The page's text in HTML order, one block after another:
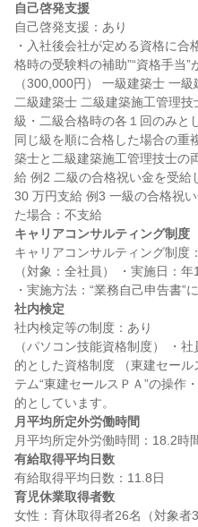
自己啓発支援
自己啓発支援：あり
・入社後会社が定める資格に合
格時の受験料の補助”“資格手当
（300,000円） 一級建築士 一
二級建築士 二級建築施工管理
級・二級合格時の各１回のみと
同じ級を順に合格した場合の重
築士と二級建築施工管理技士の
給 例2 二級の合格祝い金を受給
30 万円支給 例3 一級の合格祝
キャリアコンサルティング制度
キャリアコンサルティング制度
（対象：全社員） ・実施日：
社内検定
社内検定等の制度：あり
（パソコン技能資格制度） ・
的とした資格制度 （東建セー
テム“東建セールスＰＡ”の操作
月平均所定外労働時間
有給取得平均日数
育児休業取得者数
女性：育休取得者26名（対象者